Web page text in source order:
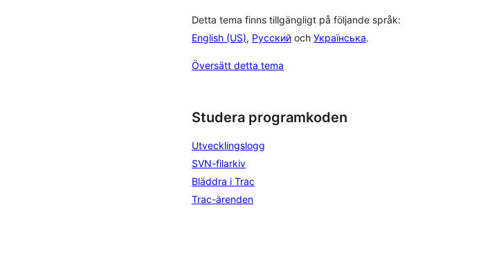
Detta tema finns tillgängligt på följande språk:
English (US), Русский och Українська.
Översätt detta tema
Studera programkoden
Utvecklingslogg
SVN-filarkiv
Bläddra i Trac
Trac-ärenden